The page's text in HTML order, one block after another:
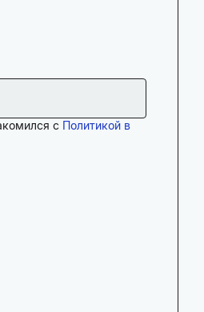
с Политикой в